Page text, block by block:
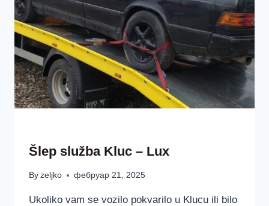
Šlep služba Kluc – Lux
By zeljko фебруар 21, 2025
Ukoliko vam se vozilo pokvarilo u Klucu ili bilo